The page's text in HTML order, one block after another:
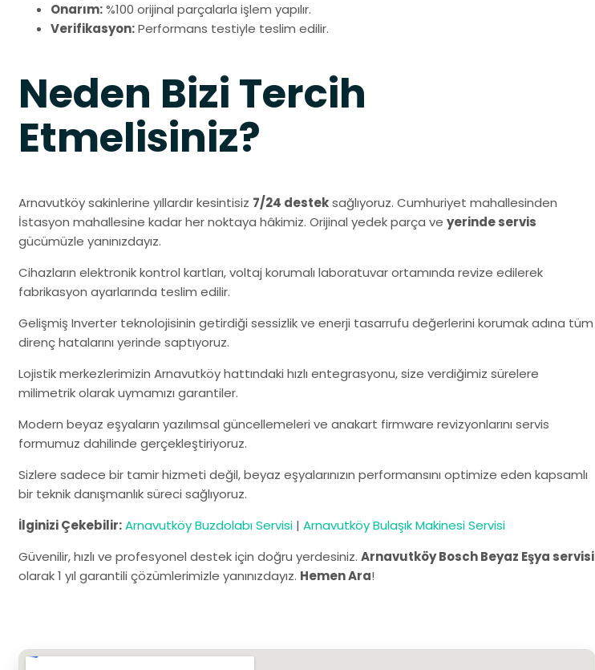
Onarım:%100 orijinal parçalarla işlem yapılır.
Verifikasyon:Performans testiyle teslim edilir.
Neden Bizi Tercih
Etmelisiniz?
Arnavutköy sakinlerine yıllardır kesintisiz 7/24 desteksağlıyoruz. Cumhuriyet mahallesinden
İstasyon mahallesine kadar her noktaya hâkimiz. Orijinal yedek parça ve yerinde servis
gücümüzle yanınızdayız.
Cihazların elektronik kontrol kartları, voltaj korumalı laboratuvar ortamında revize edilerek
fabrikasyon ayarlarında teslim edilir.
Gelişmiş Inverter teknolojisinin getirdiği sessizlik ve enerji tasarrufu değerlerini korumak adına tüm
direnç hatalarını yerinde saptıyoruz.
Lojistik merkezlerimizin Arnavutköy hattındaki hızlı entegrasyonu, size verdiğimiz sürelere
milimetrik olarak uymamızı garantiler.
Modern beyaz eşyaların yazılımsal güncellemeleri ve anakart firmware revizyonlarını servis
formumuz dahilinde gerçekleştiriyoruz.
Sizlere sadece bir tamir hizmeti değil, beyaz eşyalarınızın performansını optimize eden kapsamlı
bir teknik danışmanlık süreci sağlıyoruz.
İlginizi Çekebilir:Arnavutköy Buzdolabı Servisi | Arnavutköy Bulaşık Makinesi Servisi
Güvenilir, hızlı ve profesyonel destek için doğru yerdesiniz. Arnavutköy Bosch Beyaz Eşya servisi
olarak 1 yıl garantili çözümlerimizle yanınızdayız. Hemen Ara!